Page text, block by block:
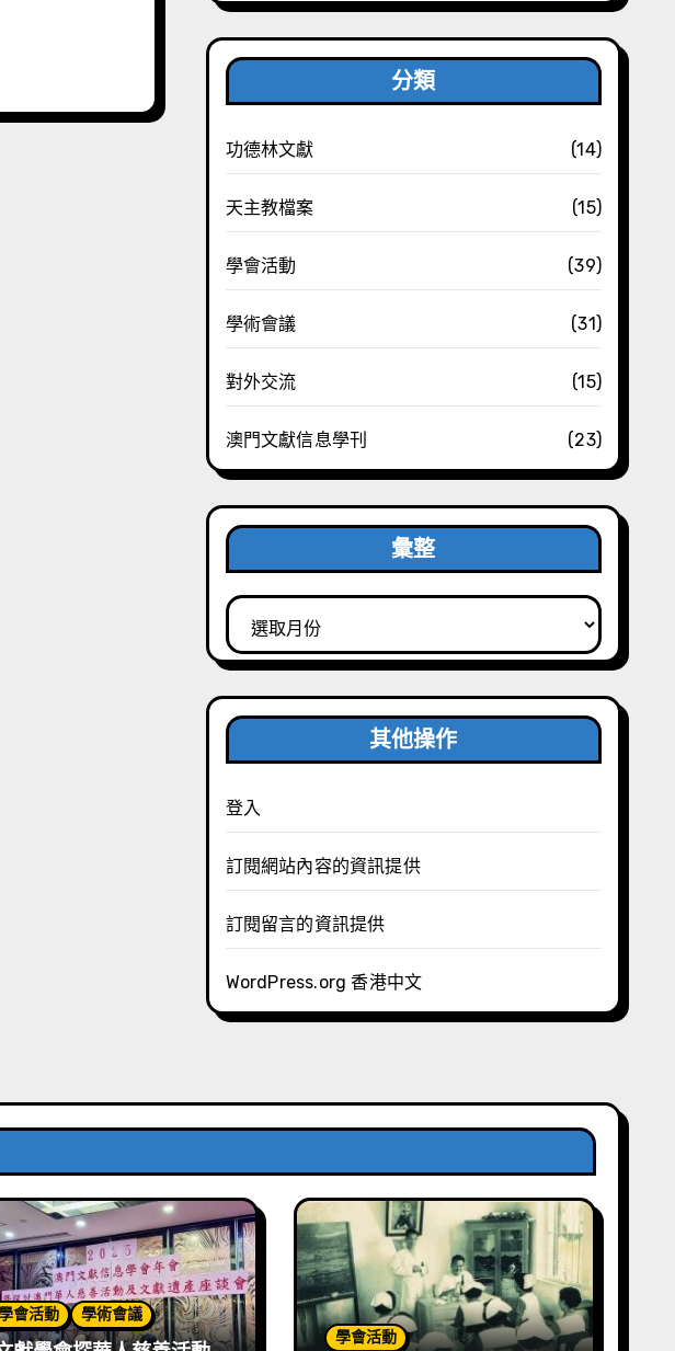
分類
功德林文獻 (14)
天主教檔案 (15)
學會活動 (39)
學術會議 (31)
對外交流 (15)
澳門文獻信息學刊 (23)
彙整
彙
整
其他操作
登入
訂閱網站內容的資訊提供
訂閱留言的資訊提供
WordPress.org 香港中文
會活動 學術會議
學會活動